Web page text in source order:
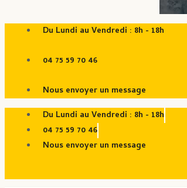
Du Lundi au Vendredi : 8h - 18h
04 75 59 70 46
Nous envoyer un message
Du Lundi au Vendredi : 8h - 18h
04 75 59 70 46
Nous envoyer un message